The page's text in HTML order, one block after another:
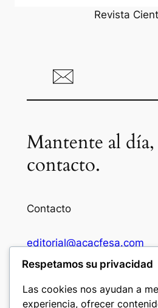
Revista
Mantente al
contacto.
Contacto
editorial@acacfesa.com
Respetamos su privacidad
Las cookies nos ayudan a
experiencia, ofrecer